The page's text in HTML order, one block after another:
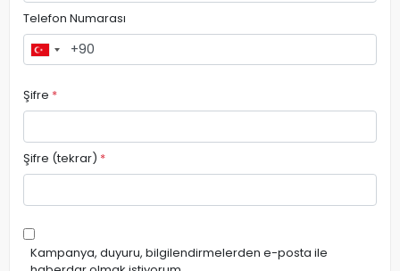
Telefon Numarası
Şifre *
Şifre (tekrar) *
Kampanya, duyuru, bilgilendirmelerden e-posta ile